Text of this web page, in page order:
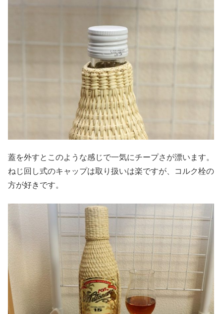
蓋を外すとこのような感じで一気にチープさが漂います。
ねじ回し式のキャップは取り扱いは楽ですが、コルク栓の
方が好きです。